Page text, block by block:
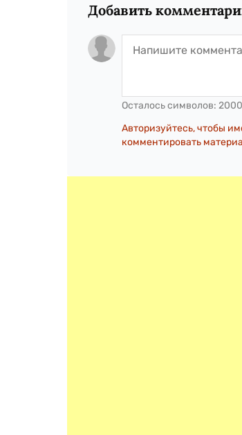
Добавить
Осталось символов: 2000
Авторизуйтесь, чтобы
комментировать